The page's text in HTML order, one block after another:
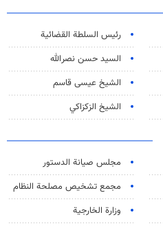
رئیس السلطة القضائیة
السيد حسن نصرالله
الشيخ عيسى قاسم
الشيخ الزكزاكي
مجلس صيانة الدستور
مجمع تشخيص مصلحة النظام
وزارة الخارجية